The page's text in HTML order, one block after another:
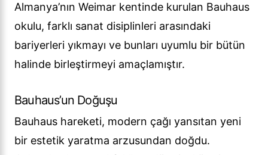
Almanya’nın Weimar kentinde kurulan Bauhaus
okulu, farklı sanat disiplinleri arasındaki
bariyerleri yıkmayı ve bunları uyumlu bir bütün
halinde birleştirmeyi amaçlamıştır.
Bauhaus’un Doğuşu
Bauhaus hareketi, modern çağı yansıtan yeni
bir estetik yaratma arzusundan doğdu.